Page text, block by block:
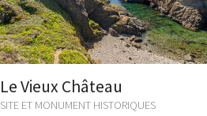
Le Vieux Château
SITE ET MONUMENT HISTORIQUES